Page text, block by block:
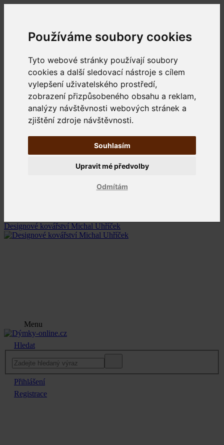
Používáme soubory cookies
Tyto webové stránky používají soubory
cookies a další sledovací nástroje s cílem
vylepšení uživatelského prostředí,
zobrazení přizpůsobeného obsahu a reklam,
analýzy návštěvnosti webových stránek a
zjištění zdroje návštěvnosti.
Souhlasím
Odmítám
Upravit mé předvolby
Designové kovářství Michal Uhříček
Menu
Hledat
Přihlášení
Registrace